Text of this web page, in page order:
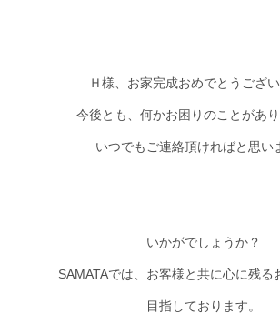
Ｈ様、お家完成おめでとうござい
今後とも、何かお困りのことがあ
いつでもご連絡頂ければと思い
いかがでしょうか？
SAMATAでは、お客様と共に心に残る
目指しております。